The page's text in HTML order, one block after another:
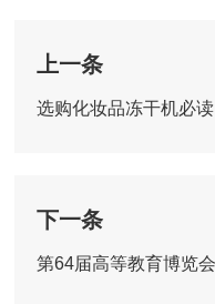
上一条
选购化妆品冻干机必
下一条
第64届高等教育博览会